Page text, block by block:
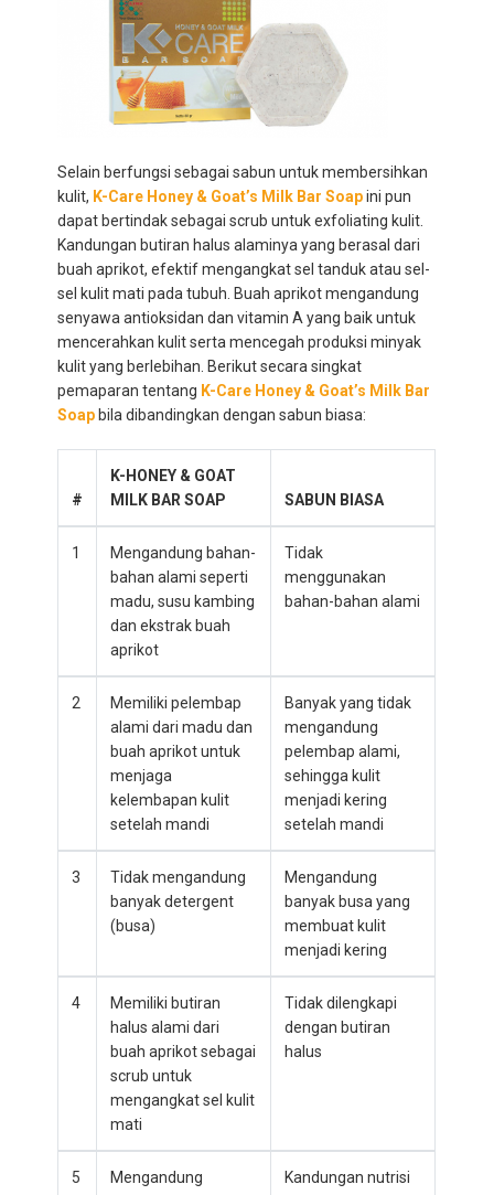
Selain berfungsi sebagai sabun untuk membersihkan
kulit, K-Care Honey & Goat’s Milk Bar Soapini pun
dapat bertindak sebagai scrub untuk exfoliating kulit.
Kandungan butiran halus alaminya yang berasal dari
buah aprikot, efektif mengangkat sel tanduk atau sel-
sel kulit mati pada tubuh. Buah aprikot mengandung
senyawa antioksidan dan vitamin A yang baik untuk
mencerahkan kulit serta mencegah produksi minyak
kulit yang berlebihan. Berikut secara singkat
pemaparan tentang K-Care Honey & Goat’s Milk Bar
Soapbila dibandingkan dengan sabun biasa:
#
K-HONEY & GOAT
MILK BAR SOAP
SABUN BIASA
1
Mengandung bahan-
bahan alami seperti
madu, susu kambing
dan ekstrak buah
aprikot
Tidak
menggunakan
bahan-bahan alami
2
Memiliki pelembap
alami dari madu dan
buah aprikot untuk
menjaga
kelembapan kulit
setelah mandi
Banyak yang tidak
mengandung
pelembap alami,
sehingga kulit
menjadi kering
setelah mandi
3
Tidak mengandung
banyak detergent
(busa)
Mengandung
banyak busa yang
membuat kulit
menjadi kering
4
Memiliki butiran
halus alami dari
buah aprikot sebagai
scrub untuk
mengangkat sel kulit
mati
Tidak dilengkapi
dengan butiran
halus
5
Mengandung
Kandungan nutrisi